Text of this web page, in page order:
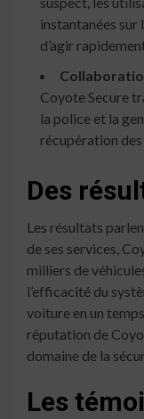
instantanées
d’agir
Coyote Secure
la police et la
récupération
Des
Les résultats
de ses services,
milliers de
l’efficacité du
voiture en un
réputation de
domaine de la
Les